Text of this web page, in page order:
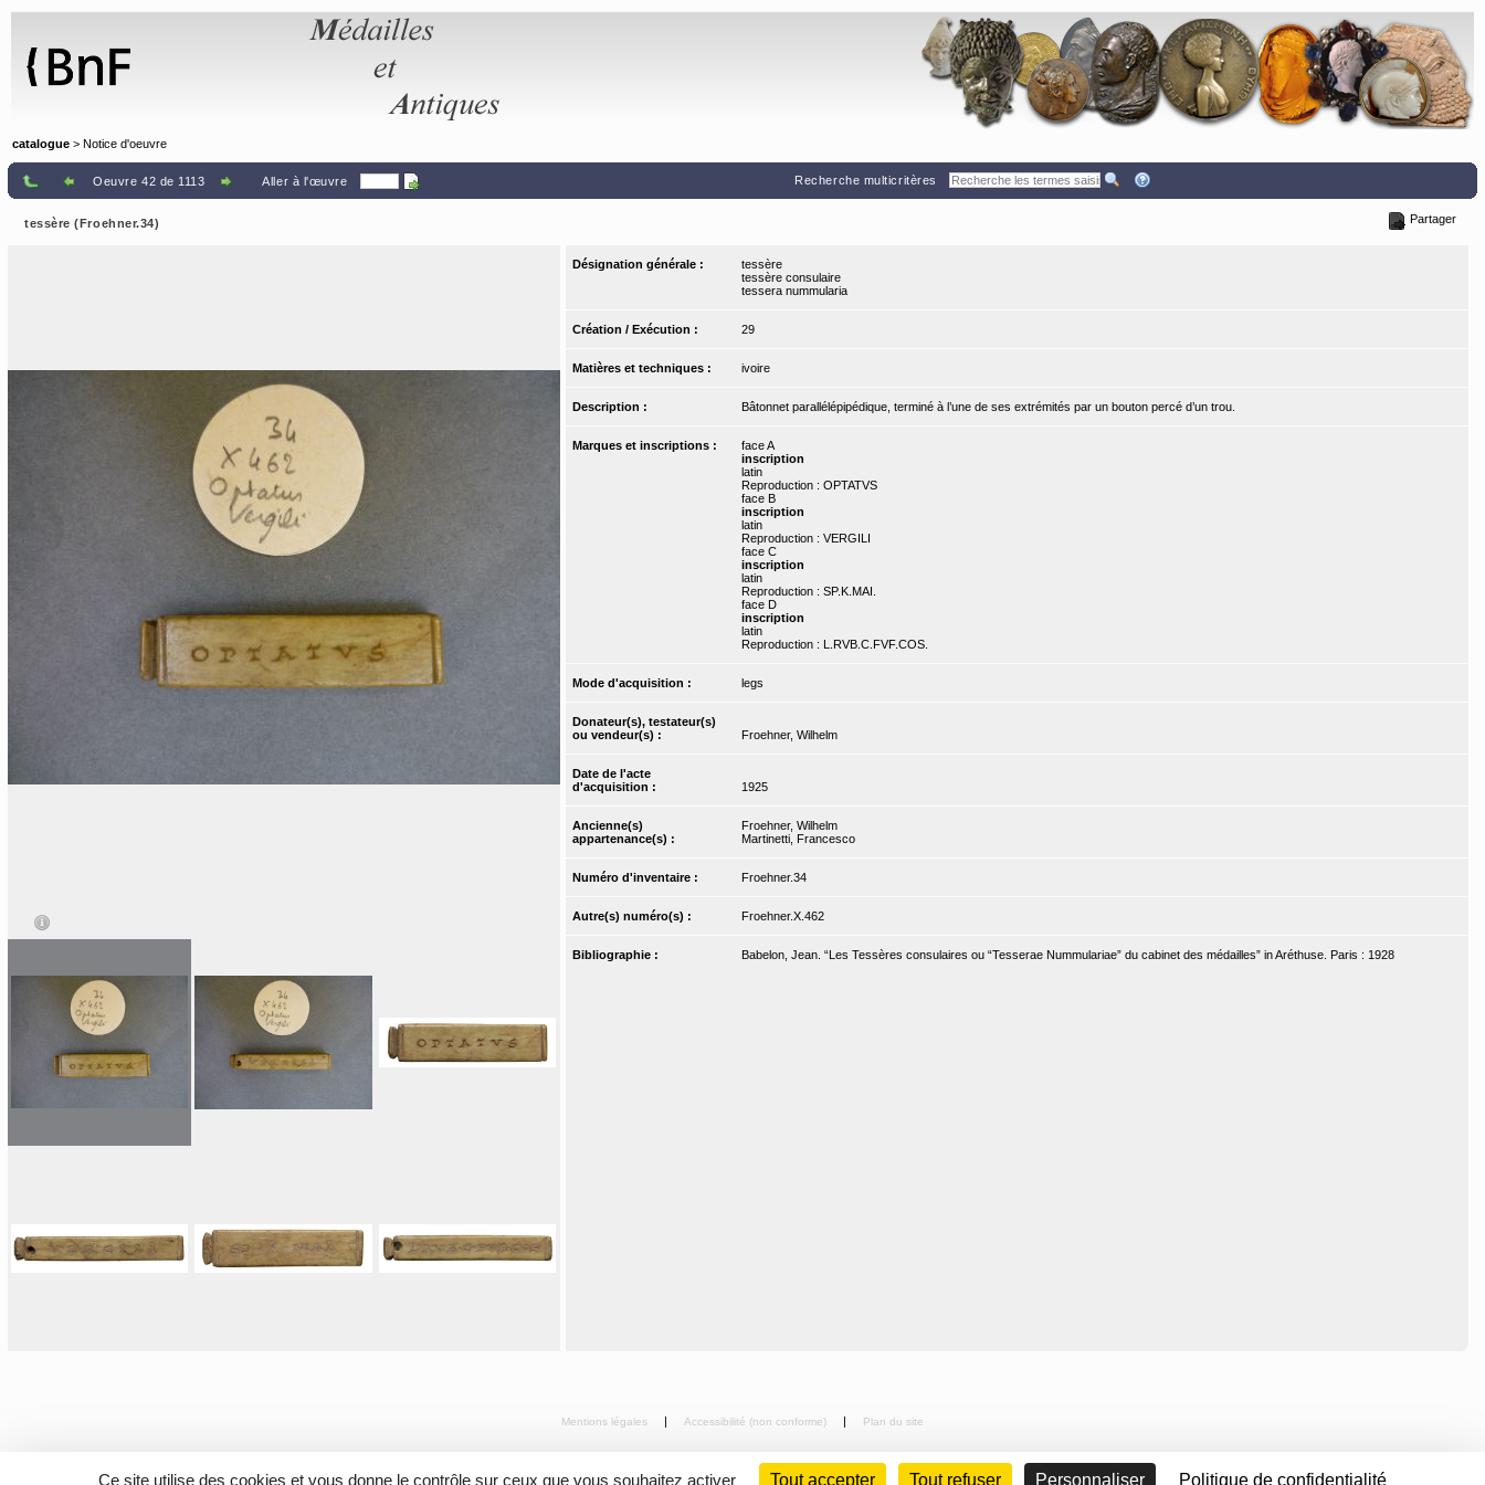
catalogue > Notice d'oeuvre
Oeuvre 42 de 1113 Aller à l'œuvre Recherche multicritères
tessère (Froehner.34) Partager
Désignation générale :
tessère
tessère consulaire
tessera nummularia
Création / Exécution : 29
Matières et techniques : ivoire
Description : Bâtonnet parallélépipédique, terminé à l’une de ses extrémités par un bouton percé d’un trou.
Marques et inscriptions :
face A
inscription
latin
Reproduction : OPTATVS
face B
inscription
latin
Reproduction : VERGILI
face C
inscription
latin
Reproduction : SP.K.MAI.
face D
inscription
latin
Reproduction : L.RVB.C.FVF.COS.
Mode d'acquisition : legs
Donateur(s), testateur(s)
ou vendeur(s) :
Froehner, Wilhelm
Date de l'acte
d'acquisition :
1925
Ancienne(s)
appartenance(s) :
Froehner, Wilhelm
Martinetti, Francesco
Numéro d'inventaire : Froehner.34
Autre(s) numéro(s) : Froehner.X.462
Bibliographie : Babelon, Jean. “Les Tessères consulaires ou “Tesserae Nummulariae” du cabinet des médailles” in Aréthuse. Paris : 1928
Mentions légales Accessibilité (non conforme) Plan du site
Ce site utilise des cookies et vous donne le contrôle sur ceux que vous souhaitez activer Tout accepter Tout refuser Personnaliser Politique de confidentialité